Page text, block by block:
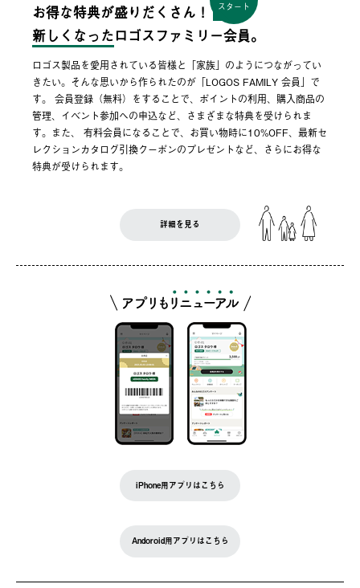
お得な特典が盛りだくさん！
スタート
新しくなった ロゴスファミリー会員。
ロゴス製品を愛用されている皆様と「家族」のようにつながってい
きたい。そんな思いから作られたのが「LOGOS FAMILY 会員」で
す。 会員登録（無料）をすることで、ポイントの利用、購入商品の
管理、イベント参加への申込など、さまざまな特典を受けられま
す。また、 有料会員になることで、お買い物時に10%OFF、最新セ
レクションカタログ引換クーポンのプレゼントなど、さらにお得な
特典が受けられます。
詳細を見る
iPhone用アプリはこちら
Andoroid用アプリはこちら